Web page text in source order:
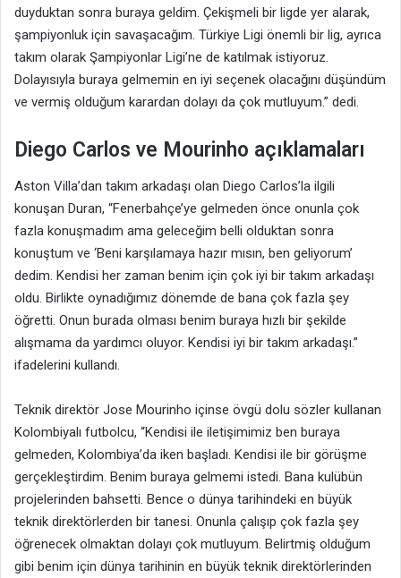
duyduktan sonra buraya geldim. Çekişmeli bir ligde yer alarak,
şampiyonluk için savaşacağım. Türkiye Ligi önemli bir lig, ayrıca
takım olarak Şampiyonlar Ligi’ne de katılmak istiyoruz.
Dolayısıyla buraya gelmemin en iyi seçenek olacağını düşündüm
ve vermiş olduğum karardan dolayı da çok mutluyum.” dedi.
Diego Carlos ve Mourinho açıklamaları
Aston Villa’dan takım arkadaşı olan Diego Carlos’la ilgili
konuşan Duran, “Fenerbahçe’ye gelmeden önce onunla çok
fazla konuşmadım ama geleceğim belli olduktan sonra
konuştum ve ‘Beni karşılamaya hazır mısın, ben geliyorum’
dedim. Kendisi her zaman benim için çok iyi bir takım arkadaşı
oldu. Birlikte oynadığımız dönemde de bana çok fazla şey
öğretti. Onun burada olması benim buraya hızlı bir şekilde
alışmama da yardımcı oluyor. Kendisi iyi bir takım arkadaşı.”
ifadelerini kullandı.
Teknik direktör Jose Mourinho içinse övgü dolu sözler kullanan
Kolombiyalı futbolcu, “Kendisi ile iletişimimiz ben buraya
gelmeden, Kolombiya’da iken başladı. Kendisi ile bir görüşme
gerçekleştirdim. Benim buraya gelmemi istedi. Bana kulübün
projelerinden bahsetti. Bence o dünya tarihindeki en büyük
teknik direktörlerden bir tanesi. Onunla çalışıp çok fazla şey
öğrenecek olmaktan dolayı çok mutluyum. Belirtmiş olduğum
gibi benim için dünya tarihinin en büyük teknik direktörlerinden